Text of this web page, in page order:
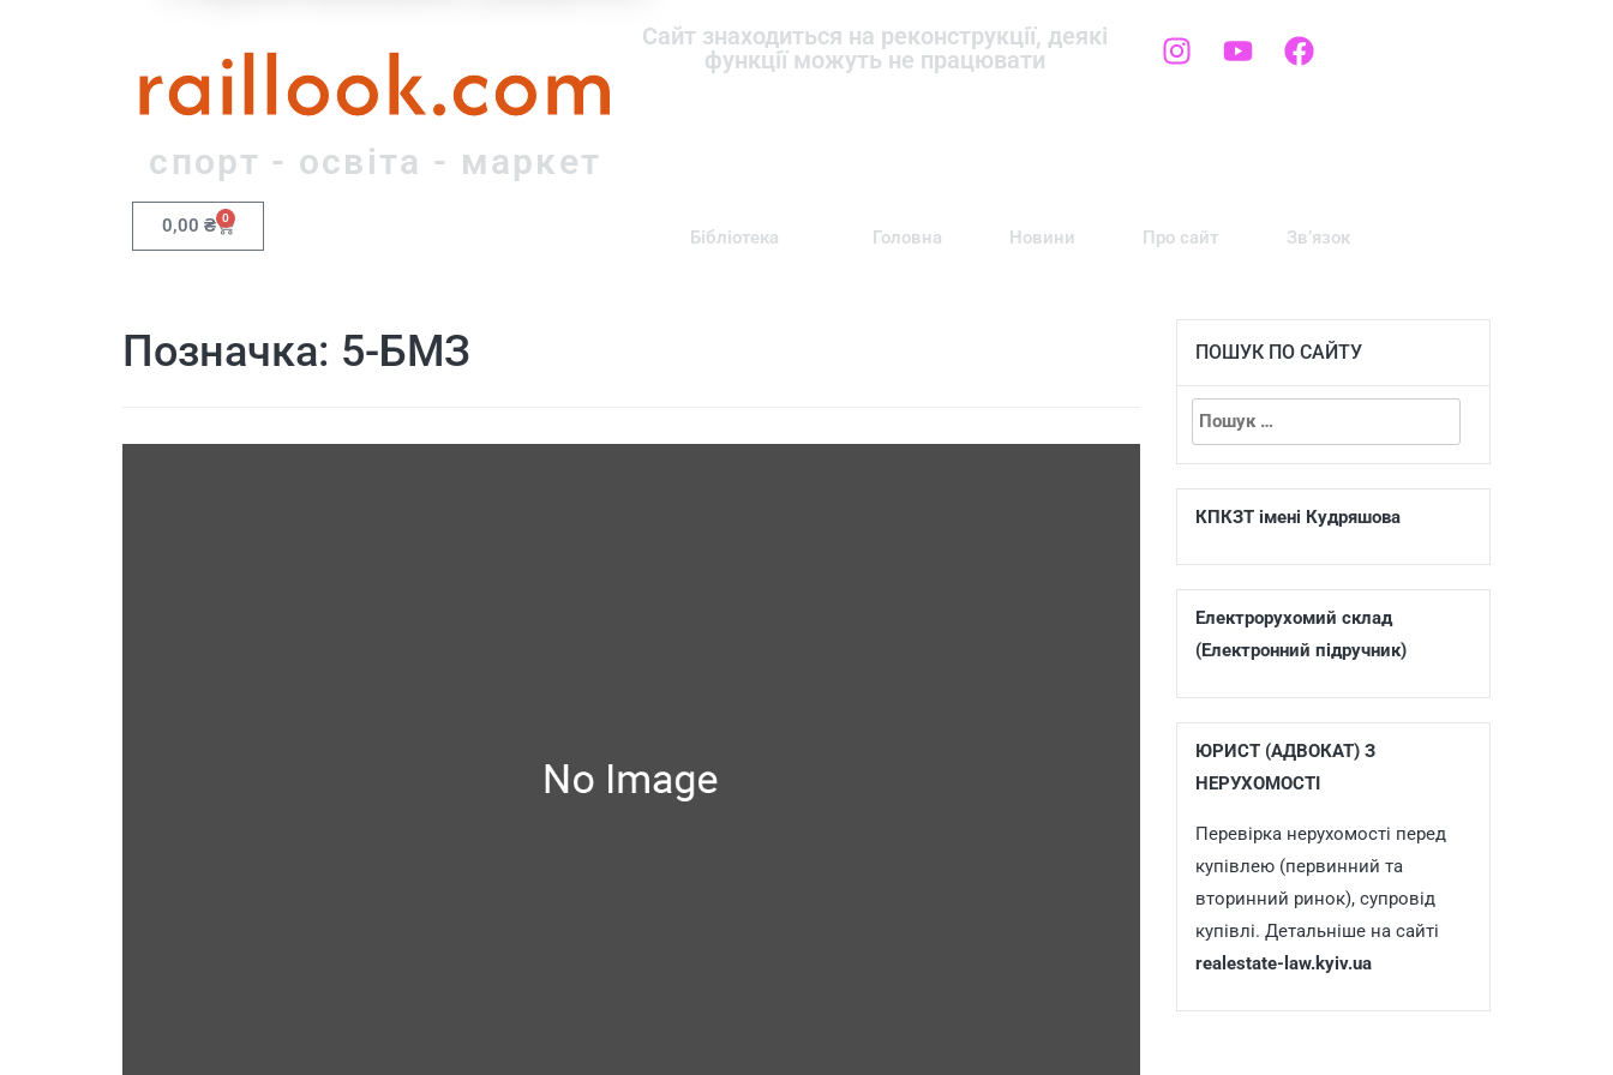
raillook.com
спорт - освіта - маркет
Сайт знаходиться на реконструкції, деякі
функції можуть не працювати
0,00 ₴ 0
Бібліотека Головна Новини Про сайт Зв’язок
Позначка: 5-БМЗ ПОШУК ПО САЙТУ
КПКЗТ імені Кудряшова
Електрорухомий склад
(Електронний підручник)
ЮРИСТ (АДВОКАТ) З
НЕРУХОМОСТІ
Перевірка нерухомості перед
купівлею (первинний та
вторинний ринок), супровід
купівлі. Детальніше на сайті
realestate-law.kyiv.ua